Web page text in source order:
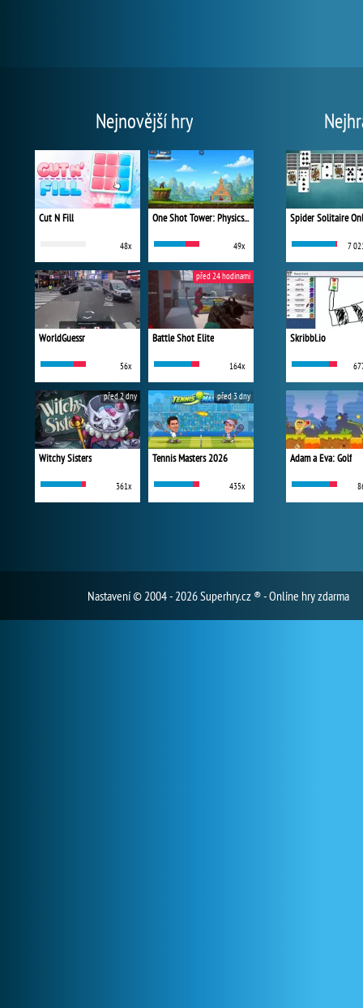
Nejnovější hry
Cut N Fill
48x
One Shot Tower: Physics Destroyer
49x
WorldGuessr
56x
Battle Shot Elite
164x
před 24 hodinami
Witchy Sisters
361x
před 2 dny
Tennis Masters 2026
435x
před 3 dny
Spider Solitaire
7
Skribbl.io
Adam a Eva: Golf
Nastavení© 2004 - 2026 Superhry.cz ® - Online hry zdarma